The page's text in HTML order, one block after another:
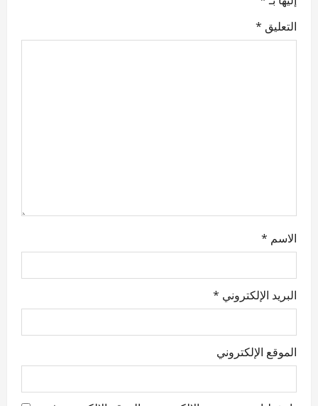
التعليق *
الاسم *
البريد الإلكتروني *
الموقع الإلكتروني